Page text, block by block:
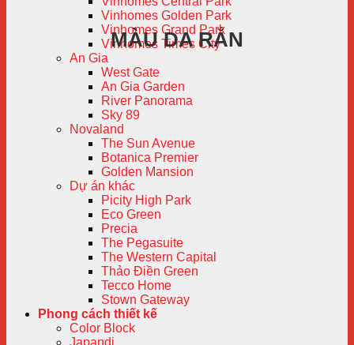
Vinhomes Golden Park
Vinhomes Grand Park
Vinhomes Times City
An Gia
West Gate
An Gia Garden
River Panorama
Sky 89
Novaland
The Sun Avenue
Botanica Premier
Golden Mansion
Dự án khác
Picity High Park
Eco Green
Precia
The Pegasuite
The Western Capital
Thảo Điền Green
Tecco Home
Stown Gateway
Phong cách thiết kế
Color Block
Japandi
MÀU DA RẮN